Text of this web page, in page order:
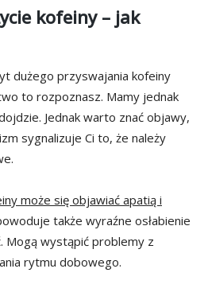
kofeiny – jak
dużego przyswajania kofeiny
to rozpoznasz. Mamy jednak
Jednak warto znać objawy,
sygnalizuje Ci to, że należy
może się objawiać apatią i
także wyraźne osłabienie
Mogą wystąpić problemy z
rytmu dobowego.